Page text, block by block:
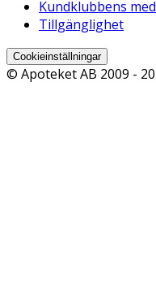
Kundklubbens
Tillgänglighet
Cookieinställningar
© Apoteket AB 2009 -